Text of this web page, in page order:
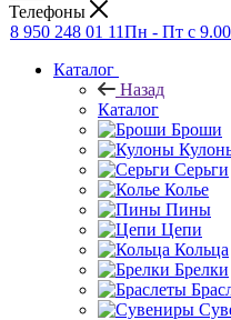
Телефоны
8 950 248 01 11Пн - Пт с
Каталог
Назад
Каталог
Броши
Серьги
Колье
Пины
Цепи
Кольца
Брелки